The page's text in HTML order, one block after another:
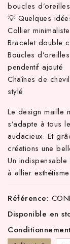
boucles
💡 Quelques
Collier
Bracelet double
Boucles
pendentif ajouté
Chaînes de
stylé
Le design maille
s’adapte à tous
audacieux. Et
créations une
Un
à allier
Référence:
Disponible en